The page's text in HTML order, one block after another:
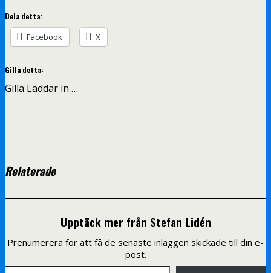
Dela detta:
Facebook X
Gilla detta:
Gilla Laddar in …
Relaterade
Upptäck mer från Stefan Lidén
Prenumerera för att få de senaste inläggen skickade till din e-
post.
Skriv din e-post …